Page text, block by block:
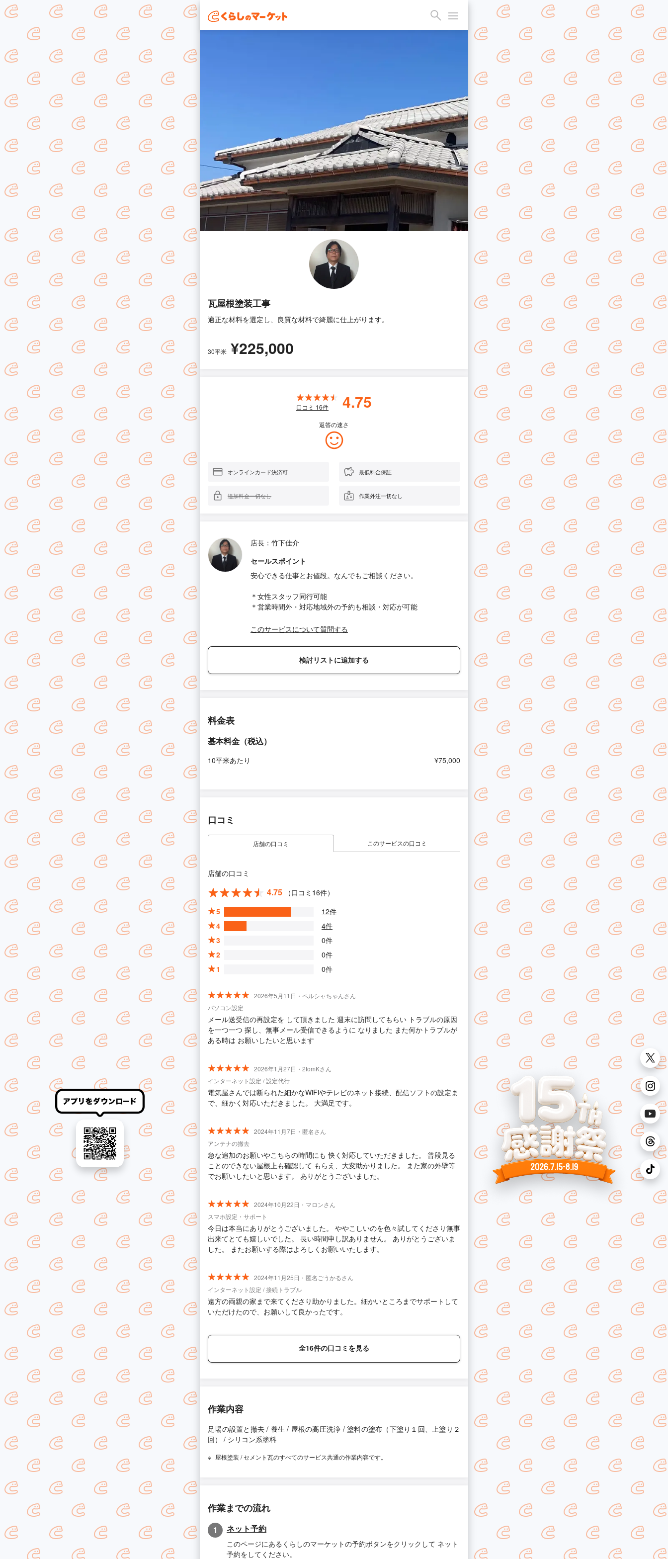
瓦屋根塗装工事
適正な材料を選定し、良質な材料で綺麗に仕上がります。
30平米 ¥225,000
口コミ 16件 4.75
返答の速さ
オンラインカード決済可 最低料金保証
追加料金一切なし 作業外注一切なし
店長：竹下佳介
セールスポイント
安心できる仕事とお値段。なんでもご相談ください。
＊女性スタッフ同行可能
＊営業時間外・対応地域外の予約も相談・対応が可能
このサービスについて質問する
検討リストに追加する
料金表
基本料金（税込）
10平米あたり ¥75,000
口コミ
店舗の口コミ このサービスの口コミ
店舗の口コミ
4.75
（口コミ16件）
5
12件
4
4件
3
0件
2
0件
1
0件
2026年5月11日・ペルシャちゃんさん
パソコン設定
メール送受信の再設定を して頂きました 週末に訪問してもらい トラブルの原因
を一つ一つ 探し、無事メール受信できるように なりました また何かトラブルが
ある時は お願いしたいと思います
2026年1月27日・2tomKさん
インターネット設定 / 設定代行
電気屋さんでは断られた細かなWiFiやテレビのネット接続、配信ソフトの設定ま
で、細かく対応いただきました。 大満足です。
2024年11月7日・匿名さん
アンテナの撤去
急な追加のお願いやこちらの時間にも 快く対応していただきました。 普段見る
ことのできない屋根上も確認して もらえ、大変助かりました。 また家の外壁等
でお願いしたいと思います。 ありがとうございました。
2024年10月22日・マロンさん
スマホ設定・サポート
今日は本当にありがとうございました。 ややこしいのを色々試してくださり無事
出来てとても嬉しいでした。 長い時間申し訳ありません。 ありがとうございま
した。 またお願いする際はよろしくお願いいたします。
2024年11月25日・匿名ごうかるさん
インターネット設定 / 接続トラブル
遠方の両親の家まで来てくださり助かりました。細かいところまでサポートして
いただけたので、お願いして良かったです。
全16件の口コミを見る
作業内容
足場の設置と撤去 / 養生 / 屋根の高圧洗浄 / 塗料の塗布（下塗り１回、上塗り２
回） / シリコン系塗料
屋根塗装 / セメント瓦のすべてのサービス共通の作業内容です。
作業までの流れ
1 ネット予約
このページにあるくらしのマーケットの予約ボタンをクリックして ネット
予約をしてください。